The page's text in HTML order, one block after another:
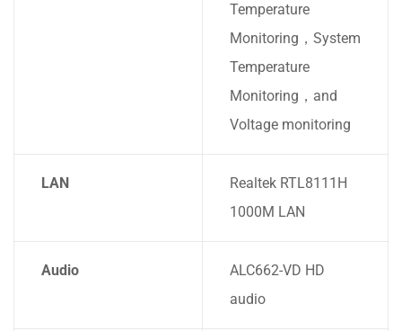
Temperature
Monitoring，System
Temperature
Monitoring，and
Voltage monitoring
LAN
Realtek RTL8111H
1000M LAN
Audio
ALC662-VD HD
audio